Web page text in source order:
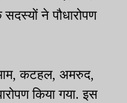
ने पौधारोपण
आम, कटहल, अमरुद,
किया गया. इस